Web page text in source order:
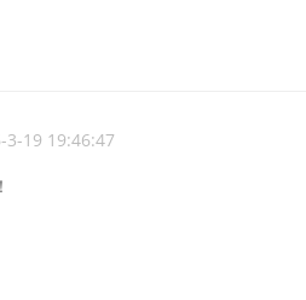
3-19 19:46:47